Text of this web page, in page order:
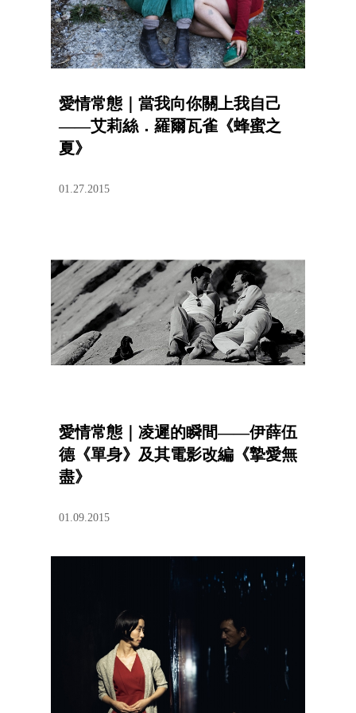
愛情常態｜當我向你關上我自己
——艾莉絲．羅爾瓦雀《蜂蜜之
夏》
01.27.2015
愛情常態｜凌遲的瞬間——伊薛伍
德《單身》及其電影改編《摯愛無
盡》
01.09.2015